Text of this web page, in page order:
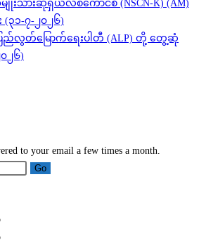
မျိုးသားဆိုရှယ်လစ်ကောင်စီ (NSCN-K) (AM)
၁-၇-၂၀၂၆)
ပြည်လွတ်မြောက်ရေးပါတီ (ALP) တို့ တွေ့ဆုံ
၂၆)
to your email a few times a month.
Go